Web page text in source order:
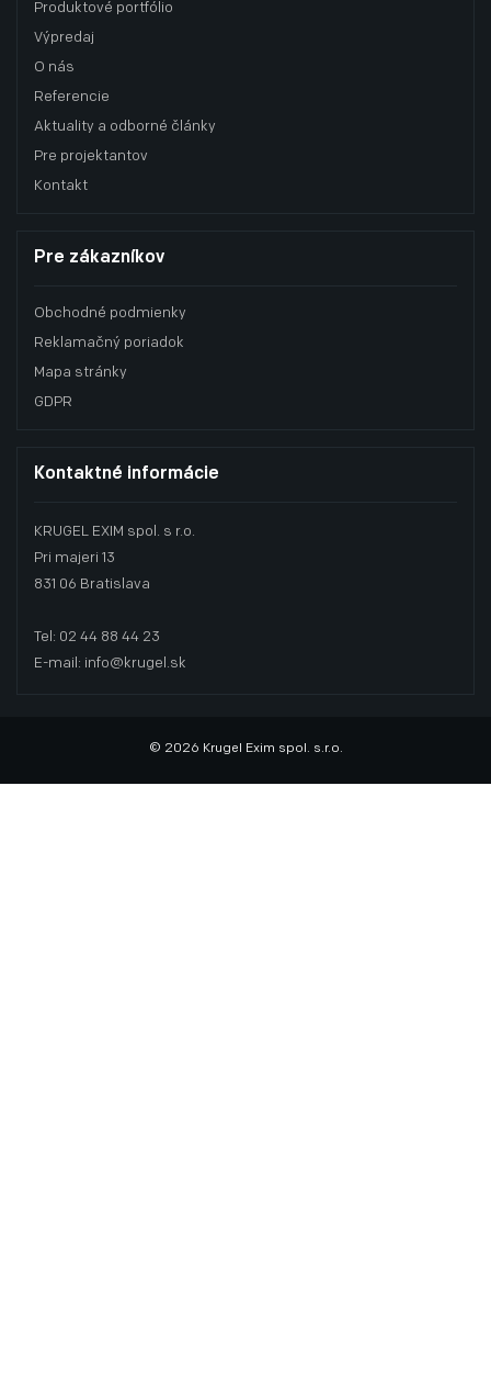
Produktové portfólio
Výpredaj
O nás
Referencie
Aktuality a odborné články
Pre projektantov
Kontakt
Pre zákazníkov
Obchodné podmienky
Reklamačný poriadok
Mapa stránky
GDPR
Kontaktné informácie
KRUGEL EXIM spol. s r.o.
Pri majeri 13
831 06 Bratislava
Tel: 02 44 88 44 23
E-mail: info@krugel.sk
© 2026 Krugel Exim spol. s.r.o.